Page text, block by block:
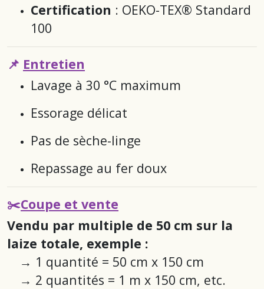
Certification : OEKO-TEX® Standard
100
📌 Entretien
Lavage à 30 °C maximum
Essorage délicat
Pas de sèche-linge
Repassage au fer doux
✂️Coupe et vente
Vendu par multiple de 50 cm sur la
laize totale, exemple :
→ 1 quantité = 50 cm x 150 cm
→ 2 quantités = 1 m x 150 cm, etc.